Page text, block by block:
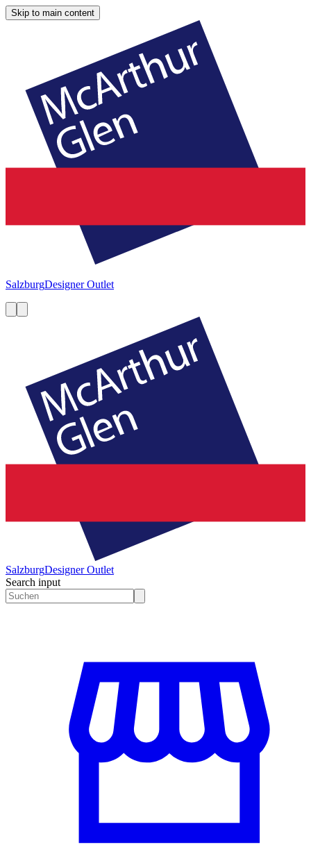
Skip to main content
SalzburgDesigner Outlet
SalzburgDesigner Outlet
Search input